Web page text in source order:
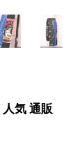
気 通販